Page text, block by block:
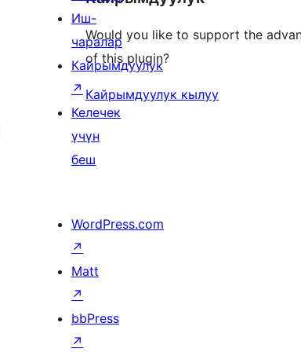
Would you like to support the
of this plugin?
Кайрымдуулук кылуу
Иш-
чаралар
Кайрымдуулук
↗
Келечек
үчүн
беш
WordPress.com
↗
Matt
↗
bbPress
↗